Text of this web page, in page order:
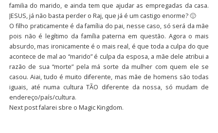
familia do marido, e ainda tem que ajudar as empregadas da casa.
JESUS, já não basta perder o Raj, que já é um castigo enorme? 🙂
O filho praticamente é da família do pai, nesse caso, só será da mãe
pois não é legítimo da família paterna em questão. Agora o mais
absurdo, mas ironicamente é o mais real, é que toda a culpa do que
acontece de mal ao “marido” é culpa da esposa, a mãe dele atribui a
razão de sua “morte” pela má sorte da mulher com quem ele se
casou. Aiai, tudo é muito diferente, mas mãe de homens são todas
iguais, até numa cultura TÃO diferente da nossa, só mudam de
endereço/país/cultura.
Next post falarei sbre o Magic Kingdom.